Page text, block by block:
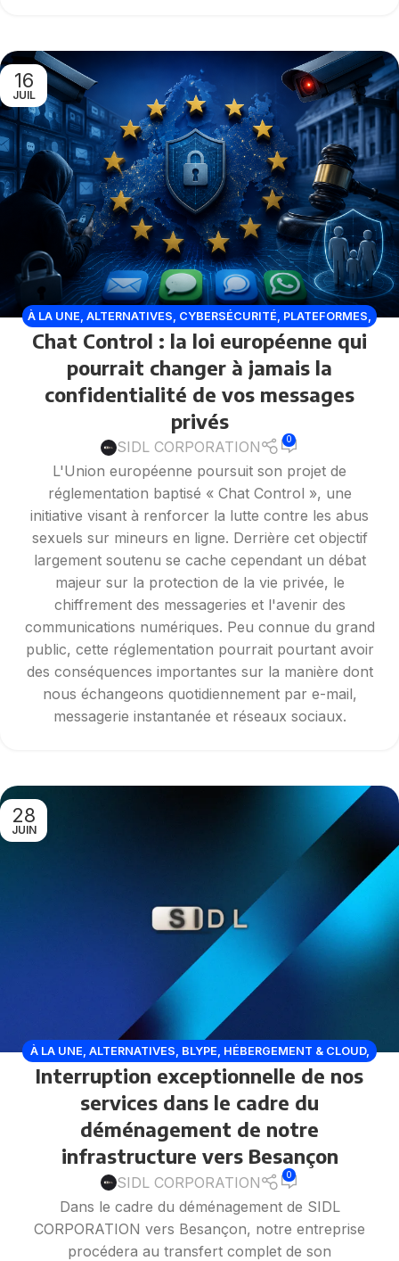
16
JUIL
À LA UNE ALTERNATIVES CYBERSÉCURITÉ PLATEFORMES
RÉSEAUX SOCIAUX
Chat Control : la loi européenne qui
pourrait changer à jamais la
confidentialité de vos messages
privés
SIDL CORPORATION 0
L'Union européenne poursuit son projet de
réglementation baptisé « Chat Control », une
initiative visant à renforcer la lutte contre les abus
sexuels sur mineurs en ligne. Derrière cet objectif
largement soutenu se cache cependant un débat
majeur sur la protection de la vie privée, le
chiffrement des messageries et l'avenir des
communications numériques. Peu connue du grand
public, cette réglementation pourrait pourtant avoir
des conséquences importantes sur la manière dont
nous échangeons quotidiennement par e-mail,
messagerie instantanée et réseaux sociaux.
28
JUIN
À LA UNE ALTERNATIVES BLYPE HÉBERGEMENT & CLOUD,
HÉBERGEURS WEB,HOST BY SIDL CORPORATION ,RÉSEAUX
SOCIAUX
Interruption exceptionnelle de nos
services dans le cadre du
déménagement de notre
infrastructure vers Besançon
SIDL CORPORATION 0
Dans le cadre du déménagement de SIDL
CORPORATION vers Besançon, notre entreprise
procédera au transfert complet de son